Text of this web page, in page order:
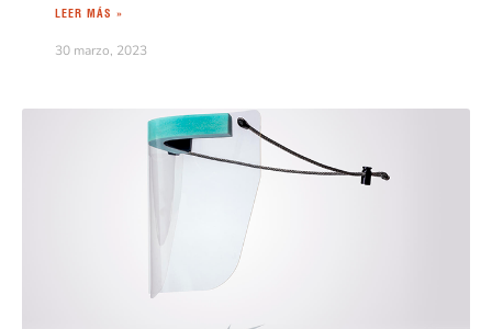
LEER MÁS »
30 marzo, 2023